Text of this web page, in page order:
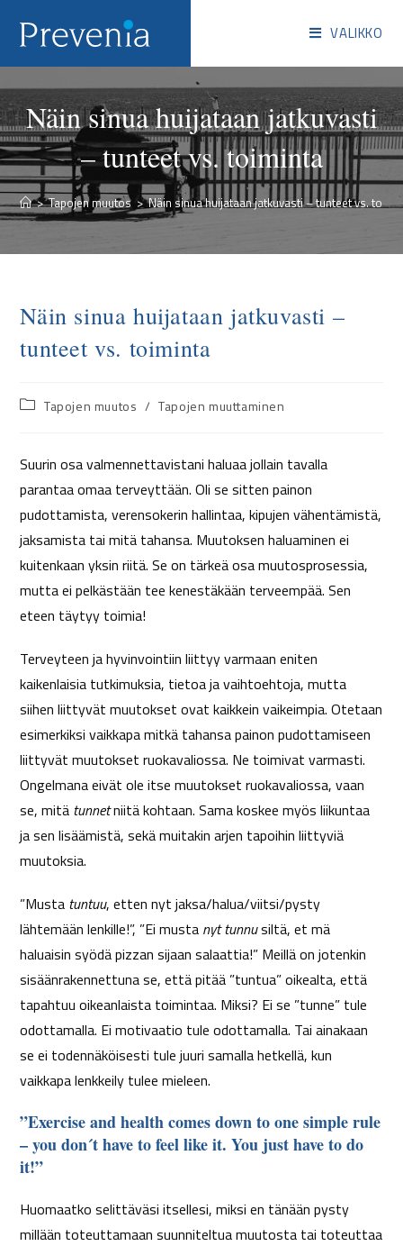
VALIKKO
Näin sinua huijataan jatkuvasti
– tunteet vs. toiminta
> Tapojen muutos > Näin sinua huijataan jatkuvasti – tunteet vs.
Näin sinua huijataan jatkuvasti –
tunteet vs. toiminta
Tapojen muutos / Tapojen muuttaminen
Suurin osa valmennettavistani haluaa jollain tavalla
parantaa omaa terveyttään. Oli se sitten painon
pudottamista, verensokerin hallintaa, kipujen vähentämistä,
jaksamista tai mitä tahansa. Muutoksen haluaminen ei
kuitenkaan yksin riitä. Se on tärkeä osa muutosprosessia,
mutta ei pelkästään tee kenestäkään terveempää. Sen
eteen täytyy toimia!
Terveyteen ja hyvinvointiin liittyy varmaan eniten
kaikenlaisia tutkimuksia, tietoa ja vaihtoehtoja, mutta
siihen liittyvät muutokset ovat kaikkein vaikeimpia. Otetaan
esimerkiksi vaikkapa mitkä tahansa painon pudottamiseen
liittyvät muutokset ruokavaliossa. Ne toimivat varmasti.
Ongelmana eivät ole itse muutokset ruokavaliossa, vaan
se, mitä tunnetniitä kohtaan. Sama koskee myös liikuntaa
ja sen lisäämistä, sekä muitakin arjen tapoihin liittyviä
muutoksia.
”Musta tuntuu, etten nyt jaksa/halua/viitsi/pysty
lähtemään lenkille!”, ”Ei musta nyt tunnusiltä, et mä
haluaisin syödä pizzan sijaan salaattia!” Meillä on jotenkin
sisäänrakennettuna se, että pitää ”tuntua” oikealta, että
tapahtuu oikeanlaista toimintaa. Miksi? Ei se ”tunne” tule
odottamalla. Ei motivaatio tule odottamalla. Tai ainakaan
se ei todennäköisesti tule juuri samalla hetkellä, kun
vaikkapa lenkkeily tulee mieleen.
”Exercise and health comes down to one simple rule
– you don´t have to feel like it. You just have to do
it!”
Huomaatko selittäväsi itsellesi, miksi en tänään pysty
millään toteuttamaan suunniteltua muutosta tai toteuttaa